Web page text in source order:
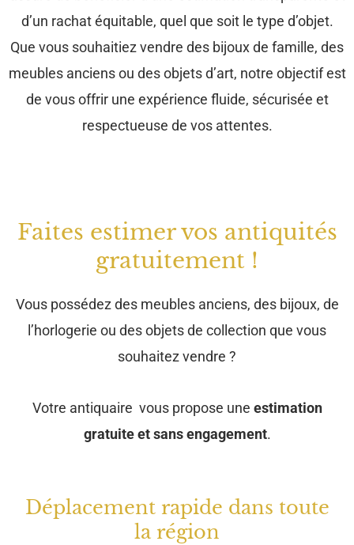
d’un rachat équitable, quel que soit le type d’objet.
Que vous souhaitiez vendre des bijoux de famille, des
meubles anciens ou des objets d’art, notre objectif est
de vous offrir une expérience fluide, sécurisée et
respectueuse de vos attentes.
Faites estimer vos antiquités
gratuitement !
Vous possédez des meubles anciens, des bijoux, de
l’horlogerie ou des objets de collection que vous
souhaitez vendre ?
Votre antiquaire vous propose une estimation
gratuite et sans engagement.
Déplacement rapide dans toute
la région